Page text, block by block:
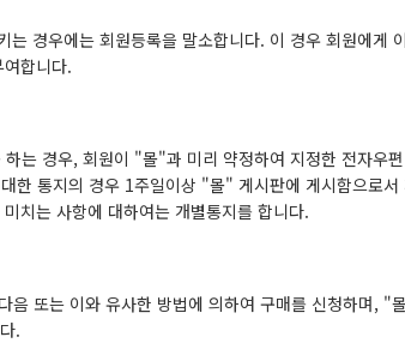
는 경우에는 회원등록을 말소합니다. 이 경우 회원에게
합니다.
는 경우, 회원이 "몰"과 미리 약정하여 지정한 전자우
한 통지의 경우 1주일이상 "몰" 게시판에 게시함으로
치는 사항에 대하여는 개별통지를 합니다.
또는 이와 유사한 방법에 의하여 구매를 신청하며, "
.